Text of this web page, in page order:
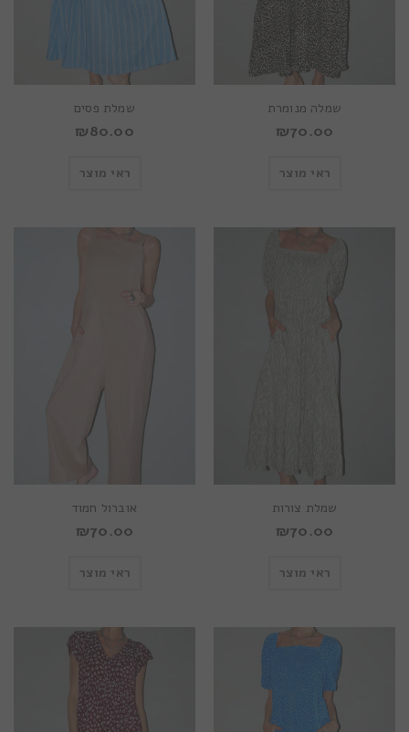
שמלה מנומרת
₪70.00
ראי מוצר
שמלת פסים
₪80.00
ראי מוצר
שמלת צורות
₪70.00
ראי מוצר
אוברול חמוד
₪70.00
ראי מוצר